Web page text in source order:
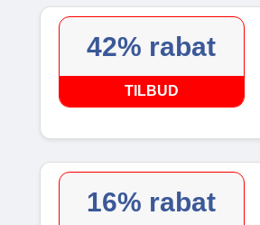
42% rabat
TILBUD
16% rabat